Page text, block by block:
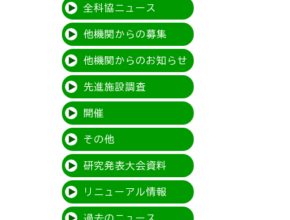
全科協ニュース
他機関からの募集
他機関からのお知らせ
先進施設調査
開催
その他
研究発表大会資料
リニューアル情報
過去のニュース